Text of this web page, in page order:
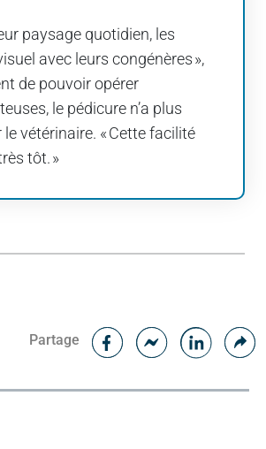
paysage quotidien, les
avec leurs congénères »,
de pouvoir opérer
le pédicure n’a plus
vétérinaire. « Cette facilité
tôt. »
Partage
Facebook